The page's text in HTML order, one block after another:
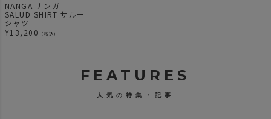
NANGA ナンガ
SALUD SHIRT サルー
シャツ
¥13,200 （税込）
FEATURES
人気の特集・記事